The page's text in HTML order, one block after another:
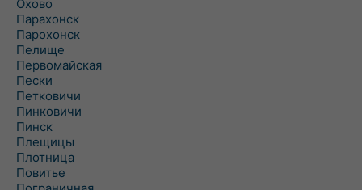
Охово
Парахонск
Парохонск
Пелище
Первомайская
Пески
Петковичи
Пинковичи
Пинск
Плещицы
Плотница
Повитье